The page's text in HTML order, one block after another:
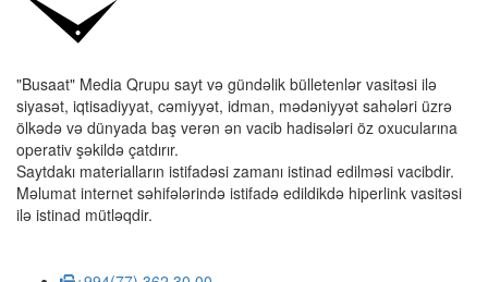
"Busaat" Media Qrupu sayt və gündəlik bülletenlər vasitəsi ilə
siyasət, iqtisadiyyat, cəmiyyət, idman, mədəniyyət sahələri üzrə
ölkədə və dünyada baş verən ən vacib hadisələri öz oxucularına
operativ şəkildə çatdırır.
Saytdakı materialların istifadəsi zamanı istinad edilməsi vacibdir.
Məlumat internet səhifələrində istifadə edildikdə hiperlink vasitəsi
ilə istinad mütləqdir.